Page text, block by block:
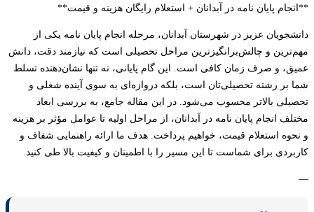
پایان نامه در آبدانان + استعلام رایگان هزینه و قیمت**
عزیز در شهرستان آبدانان، مرحله انجام پایان نامه یکی از
و چالش‌برانگیزترین مراحل تحصیلی است که نیازمند دقت، دانش
و صرف زمان کافی است. این گام پایانی، نه تنها نشان‌دهنده تسلط
رشته تحصیلی‌تان است، بلکه دروازه‌ای به سوی آینده شغلی و
بالاتر محسوب می‌شود. در این مقاله جامع، به بررسی ابعاد
انجام پایان نامه در آبدانان، از مراحل اولیه تا عوامل مؤثر بر هزینه
استعلام قیمت، خواهیم پرداخت. هدف ما ارائه راهنمایی شفاف و
برای شماست تا این مسیر را با اطمینان و کیفیت بالا طی کنید.